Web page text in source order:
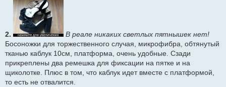
2.
В реале никаких светлых пятнышек нет!
Босоножки для торжественного случая, микрофибра, обтянутый
тканью каблук 10см, платформа, очень удобные. Сзади
прикреплены два ремешка для фиксации на пятке и на
щиколотке. Плюс в том, что каблук идет вместе с платформой,
то есть не отвалится.